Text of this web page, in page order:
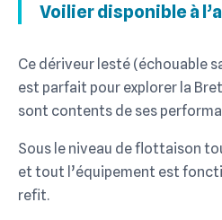
Voilier disponible à
Ce dériveur lesté (échouable
est parfait pour explorer la
sont contents de ses
Sous le niveau de flottaison
et tout l’équipement est
refit.